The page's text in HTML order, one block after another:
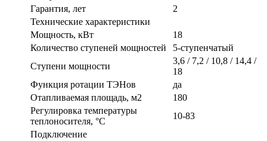
Гарантия, лет
2
Технические характеристики
Мощность, кВт
18
Количество ступеней мощностей
5-ступенчатый
Ступени мощности
3,6 / 7,2 / 10,8 / 14,4 /
18
Функция ротации ТЭНов
да
Отапливаемая площадь, м2
180
Регулировка температуры
теплоносителя, °С
10-83
Подключение